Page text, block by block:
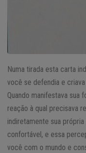
Numa tirada esta carta
você se defendia e
Quando manifestava sua
reação à qual precisava
indiretamente sua
confortável, e essa
você com o mundo e